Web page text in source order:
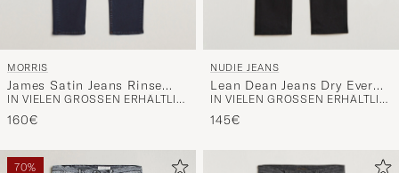
MORRIS
James Satin Jeans Rinse
Wash
IN VIELEN GRÖSSEN ERHÄLTLICH
160€
NUDIE JEANS
Lean Dean Jeans Dry Ever
Black
IN VIELEN GRÖSSEN ERHÄLTLICH
145€
70%